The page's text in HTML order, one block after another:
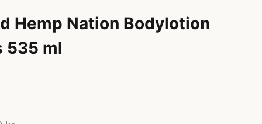
Hemp Nation Bodylotion
535 ml